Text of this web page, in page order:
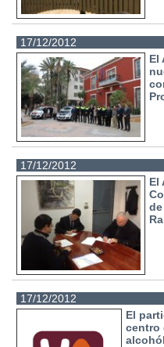
17/12/2012
El
17/12/2012
El
17/12/2012
El
centro